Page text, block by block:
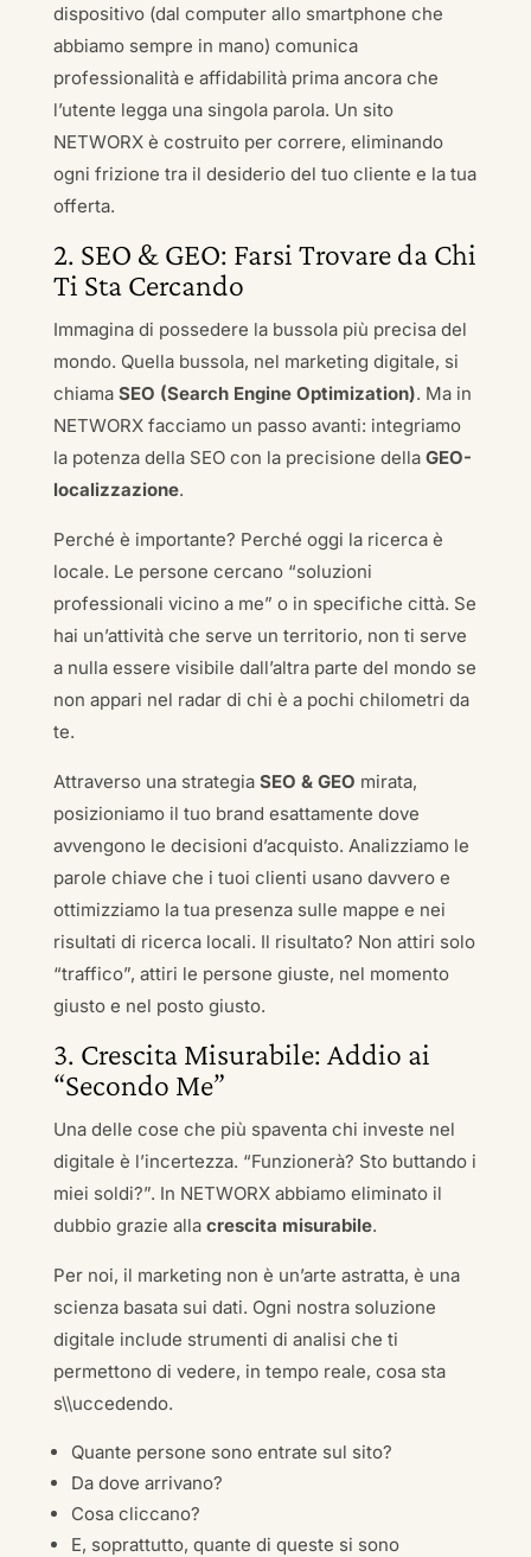
dispositivo (dal computer allo smartphone che
abbiamo sempre in mano) comunica
professionalità e affidabilità prima ancora che
l’utente legga una singola parola. Un sito
NETWORX è costruito per correre, eliminando
ogni frizione tra il desiderio del tuo cliente e la tua
offerta.
2. SEO & GEO: Farsi Trovare da Chi
Ti Sta Cercando
Immagina di possedere la bussola più precisa del
mondo. Quella bussola, nel marketing digitale, si
chiama SEO (Search Engine Optimization). Ma in
NETWORX facciamo un passo avanti: integriamo
la potenza della SEO con la precisione della GEO-
localizzazione.
Perché è importante? Perché oggi la ricerca è
locale. Le persone cercano “soluzioni
professionali vicino a me” o in specifiche città. Se
hai un’attività che serve un territorio, non ti serve
a nulla essere visibile dall’altra parte del mondo se
non appari nel radar di chi è a pochi chilometri da
te.
Attraverso una strategia SEO & GEO mirata,
posizioniamo il tuo brand esattamente dove
avvengono le decisioni d’acquisto. Analizziamo le
parole chiave che i tuoi clienti usano davvero e
ottimizziamo la tua presenza sulle mappe e nei
risultati di ricerca locali. Il risultato? Non attiri solo
“traffico”, attiri le persone giuste, nel momento
giusto e nel posto giusto.
3. Crescita Misurabile: Addio ai
“Secondo Me”
Una delle cose che più spaventa chi investe nel
digitale è l’incertezza. “Funzionerà? Sto buttando i
miei soldi?”. In NETWORX abbiamo eliminato il
dubbio grazie alla crescita misurabile.
Per noi, il marketing non è un’arte astratta, è una
scienza basata sui dati. Ogni nostra soluzione
digitale include strumenti di analisi che ti
permettono di vedere, in tempo reale, cosa sta
s\\uccedendo.
Quante persone sono entrate sul sito?
Da dove arrivano?
Cosa cliccano?
E, soprattutto, quante di queste si sono